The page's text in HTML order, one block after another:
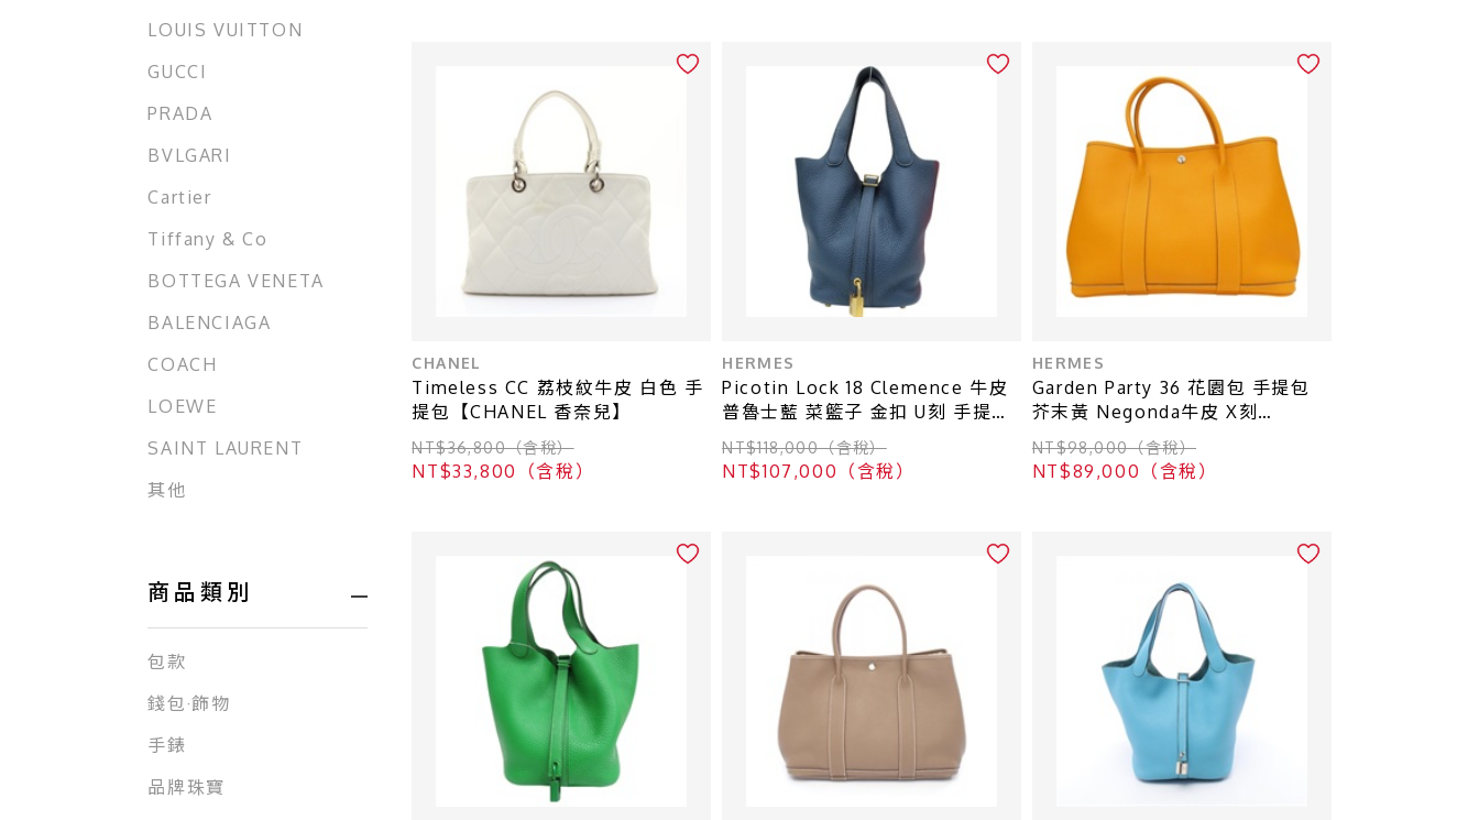
LOUIS VUITTON
GUCCI
PRADA
BVLGARI
Cartier
Tiffany & Co
BOTTEGA VENETA
BALENCIAGA
COACH
LOEWE
SAINT LAURENT
其他
商品類別
包款
錢包·飾物
手錶
品牌珠寶
CHANEL
Timeless CC 荔枝紋牛皮 白色 手
提包【CHANEL 香奈兒】
NT$36,800（含稅）
NT$33,800（含稅）
HERMES
Picotin Lock 18 Clemence 牛皮
普魯士藍 菜籃子 金扣 U刻 手提包
【HERMES 愛馬仕】
NT$118,000（含稅）
NT$107,000（含稅）
HERMES
Garden Party 36 花園包 手提包
芥末黃 Negonda牛皮 X刻
【HERMES 愛馬仕】
NT$98,000（含稅）
NT$89,000（含稅）